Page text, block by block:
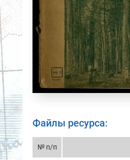
Файлы ресурса:
№ п/п